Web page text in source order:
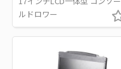
ルドロワー